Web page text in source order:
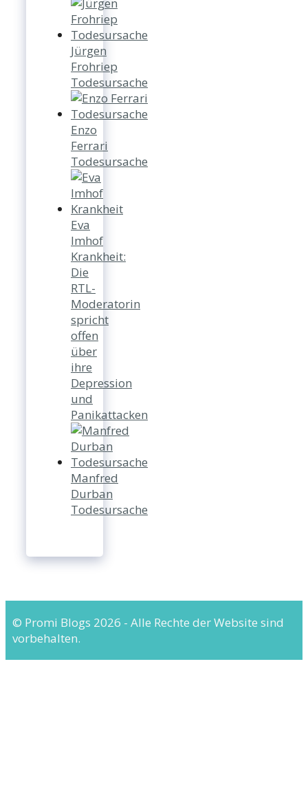
Jürgen
Frohriep
Todesursache
Enzo
Ferrari
Todesursache
Eva
Imhof
Krankheit:
Die
RTL-
Moderatorin
spricht
offen
über
ihre
Depression
und
Panikattacken
Manfred
Durban
Todesursache
© Promi Blogs 2026 - Alle Rechte der Website sind
vorbehalten.